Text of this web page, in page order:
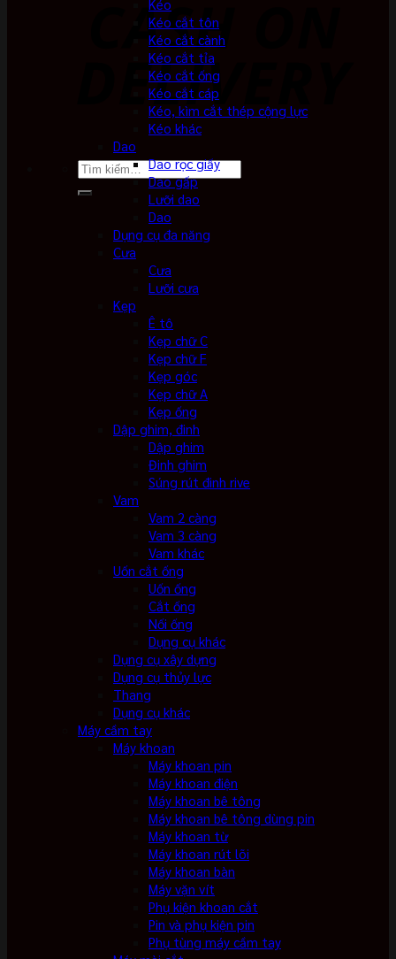
Tìm
Kéo
Kéo cắt tôn
Kéo cắt cành
Kéo cắt tỉa
Kéo cắt ống
Kéo cắt cáp
Kéo, kìm cắt thép cộng lực
Kéo khác
Dao
Dao rọc giấy
Dao gấp
Lưỡi dao
Dao
Dụng cụ đa năng
Cưa
Cưa
Lưỡi cưa
Kẹp
Ê tô
Kẹp chữ C
Kẹp chữ F
Kẹp góc
Kẹp chữ A
Kẹp ống
Dập ghim, đinh
Dập ghim
Đinh ghim
Súng rút đinh rive
Vam
Vam 2 càng
Vam 3 càng
Vam khác
Uốn cắt ống
Uốn ống
Cắt ống
Nối ống
Dụng cụ khác
Dụng cụ xây dựng
Dụng cụ thủy lực
Thang
Dụng cụ khác
Máy cầm tay
Máy khoan
Máy khoan pin
Máy khoan điện
Máy khoan bê tông
Máy khoan bê tông dùng pin
Máy khoan từ
Máy khoan rút lõi
Máy khoan bàn
Máy vặn vít
Phụ kiện khoan cắt
Pin và phụ kiện pin
Phụ tùng máy cầm tay